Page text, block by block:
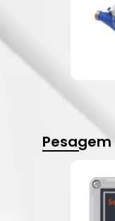
Pesagem